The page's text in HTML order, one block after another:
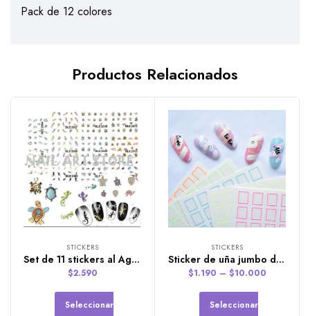
Pack de 12 colores
Productos Relacionados
STICKERS
Set de 11 stickers al Agua
$2.590
Seleccionar
STICKERS
Sticker de uña jumbo de rectángulos
$1.190 – $10.000
Seleccionar